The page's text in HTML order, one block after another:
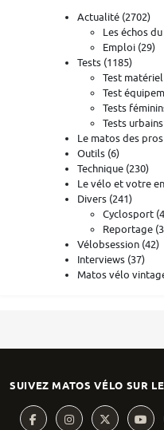
Actualité (2702)
Les échos
Emploi (29)
Tests (1185)
Test matériel
Test
Tests
Tests urbains
Le matos des pros
Outils (6)
Technique (230)
Le vélo et votre
Divers (241)
Cyclosport
Reportage
Vélobsession (42)
Interviews (37)
Matos vélo
SUIVEZ MATOS VÉLO SUR